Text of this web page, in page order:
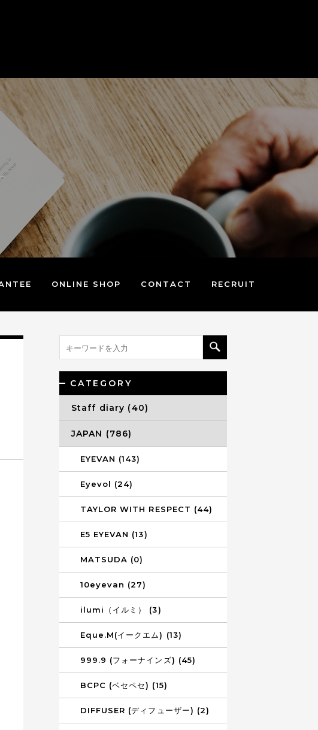
ONLINE SHOP CONTACT RECRUIT
CATEGORY
Staff diary (40)
JAPAN (786)
EYEVAN (143)
Eyevol (24)
TAYLOR WITH RESPECT (44)
E5 EYEVAN (13)
MATSUDA (0)
10eyevan (27)
ilumi（イルミ） (3)
Eque.M(イークエム) (13)
999.9 (フォーナインズ) (45)
BCPC (ベセペセ) (15)
DIFFUSER (ディフューザー) (2)